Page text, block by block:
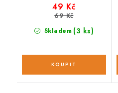
Skladem (3 ks)
49 Kč
69 Kč